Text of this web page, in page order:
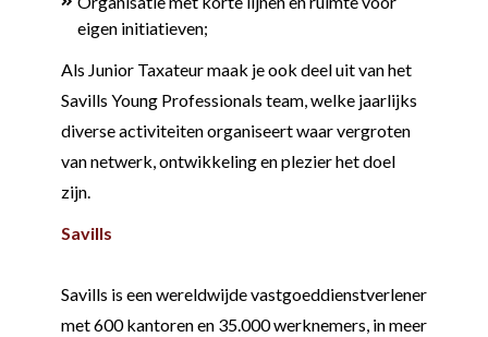
eigen initiatieven;
Als Junior Taxateur maak je ook deel uit van het
Savills Young Professionals team, welke jaarlijks
diverse activiteiten organiseert waar vergroten
van netwerk, ontwikkeling en plezier het doel
zijn.
Savills
Savills is een wereldwijde vastgoeddienstverlener
met 600 kantoren en 35.000 werknemers, in meer